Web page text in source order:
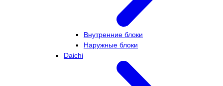
Внутренние блоки
Наружные блоки
Daichi